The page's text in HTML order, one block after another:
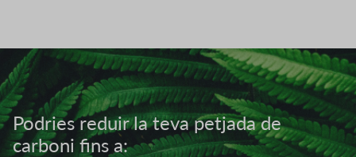
Imatge
Podries reduir la teva petjada de
carboni fins a: